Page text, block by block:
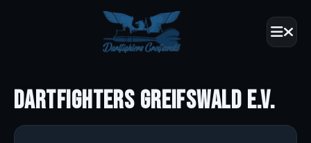
DARTFIGHTERS GREIFSWALD E.V.